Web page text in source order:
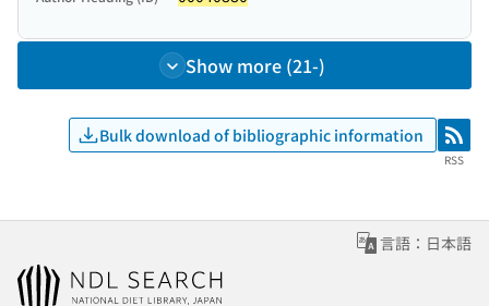
Show more (21-)
Bulk download of bibliographic information RSS
RSS
言語：日本語